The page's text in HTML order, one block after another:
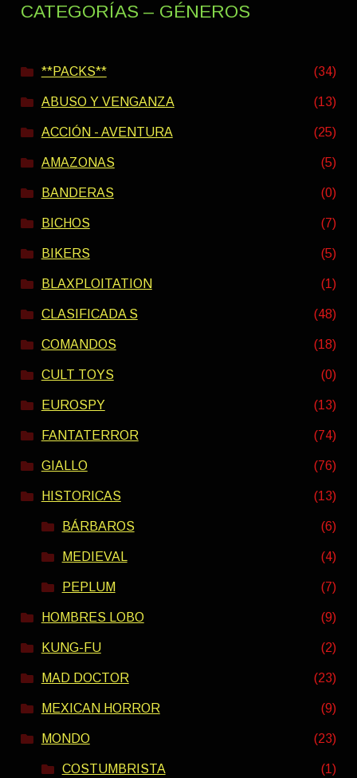
CATEGORÍAS – GÉNEROS
**PACKS** (34)
ABUSO Y VENGANZA (13)
ACCIÓN - AVENTURA (25)
AMAZONAS (5)
BANDERAS (0)
BICHOS (7)
BIKERS (5)
BLAXPLOITATION (1)
CLASIFICADA S (48)
COMANDOS (18)
CULT TOYS (0)
EUROSPY (13)
FANTATERROR (74)
GIALLO (76)
HISTORICAS (13)
BÁRBAROS (6)
MEDIEVAL (4)
PEPLUM (7)
HOMBRES LOBO (9)
KUNG-FU (2)
MAD DOCTOR (23)
MEXICAN HORROR (9)
MONDO (23)
COSTUMBRISTA (1)